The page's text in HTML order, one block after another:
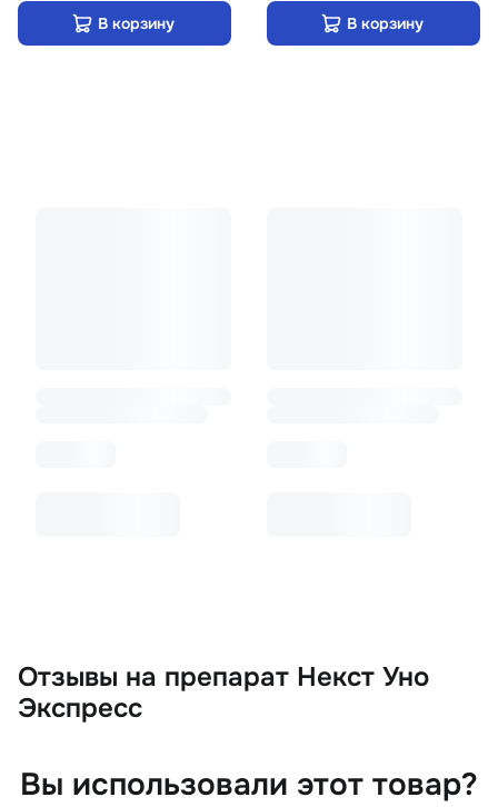
В корзину В корзину
Отзывы на препарат Некст Уно
Экспресс
Вы использовали этот товар?